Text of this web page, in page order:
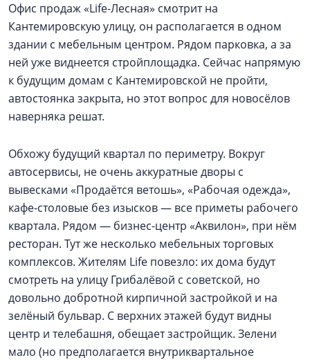
Офис продаж «Life-Лесная» смотрит на
Кантемировскую улицу, он располагается в одном
здании с мебельным центром. Рядом парковка, а за
ней уже виднеется стройплощадка. Сейчас напрямую
к будущим домам с Кантемировской не пройти,
автостоянка закрыта, но этот вопрос для новосёлов
наверняка решат.
Обхожу будущий квартал по периметру. Вокруг
автосервисы, не очень аккуратные дворы с
вывесками «Продаётся ветошь», «Рабочая одежда»,
кафе-столовые без изысков — все приметы рабочего
квартала. Рядом — бизнес-центр «Аквилон», при нём
ресторан. Тут же несколько мебельных торговых
комплексов. Жителям Life повезло: их дома будут
смотреть на улицу Грибалёвой с советской, но
довольно добротной кирпичной застройкой и на
зелёный бульвар. С верхних этажей будут видны
центр и телебашня, обещает застройщик. Зелени
мало (но предполагается внутриквартальное